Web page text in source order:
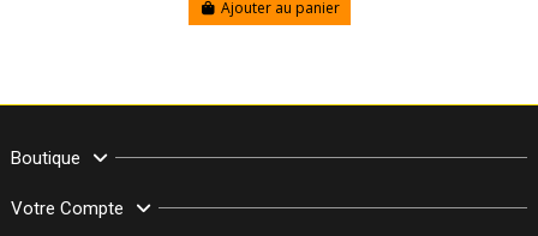
Ajouter au panier
Boutique
Votre Compte